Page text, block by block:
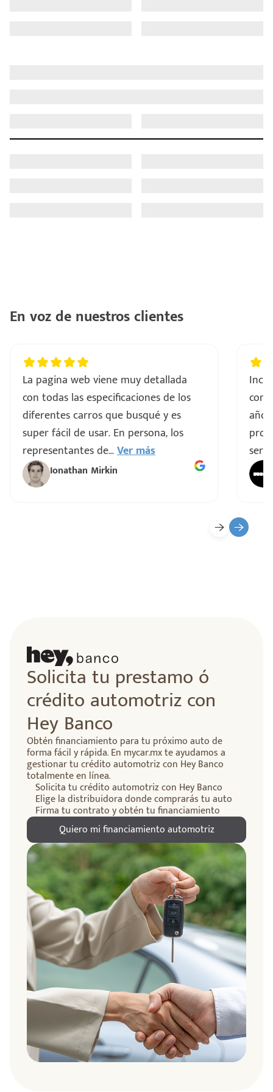
En voz de nuestros clientes
La pagina web viene muy detallada
con todas las especificaciones de los
diferentes carros que busqué y es
super fácil de usar. En persona, los
representantes de...Ver más
Ionathan Mirkin
Solicita tu prestamo ó
crédito automotriz con
Hey Banco
Obtén financiamiento para tu próximo auto de
forma fácil y rápida. En mycar.mx te ayudamos a
gestionar tu crédito automotriz con Hey Banco
totalmente en línea.
Solicita tu crédito automotriz con Hey Banco
Elige la distribuidora donde comprarás tu auto
Firma tu contrato y obtén tu financiamiento
Quiero mi financiamiento automotriz